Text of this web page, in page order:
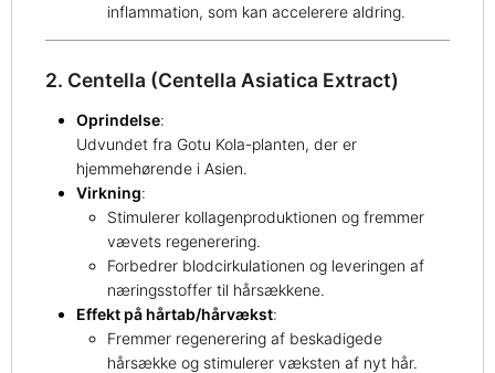
inflammation, som kan accelerere aldring.
2. Centella (Centella Asiatica Extract)
Oprindelse:
Udvundet fra Gotu Kola-planten, der er
hjemmehørende i Asien.
Virkning:
Stimulerer kollagenproduktionen og fremmer
vævets regenerering.
Forbedrer blodcirkulationen og leveringen af
næringsstoffer til hårsækkene.
Effekt på hårtab/hårvækst:
Fremmer regenerering af beskadigede
hårsække og stimulerer væksten af nyt hår.